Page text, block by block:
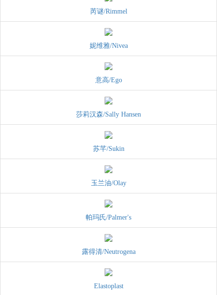
芮谜/Rimmel
妮维雅/Nivea
意高/Ego
莎莉汉森/Sally Hansen
苏芊/Sukin
玉兰油/Olay
帕玛氏/Palmer's
露得清/Neutrogena
Elastoplast